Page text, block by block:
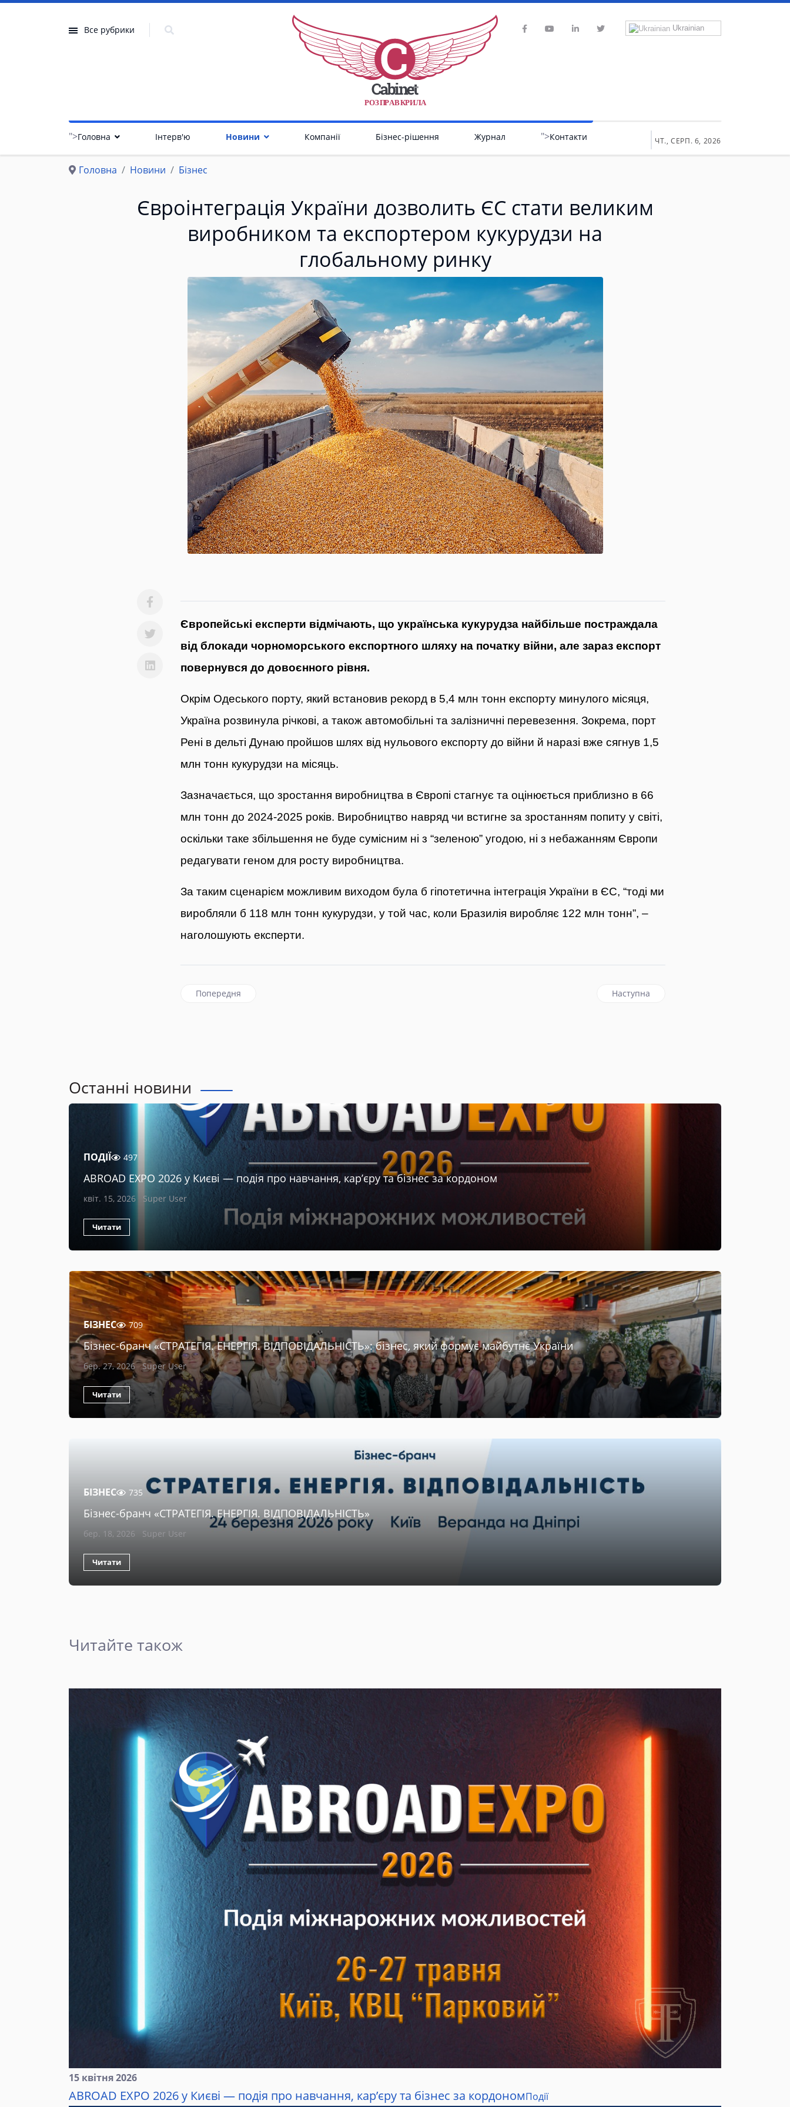
Все рубрики
РОЗПРАВКРИЛА
Ukrainian
">Головна Інтерв'ю Новини Компанії Бізнес-рішення Журнал ">Контакти ЧТ., СЕРП. 6, 2026
Головна Новини Бізнес
Євроінтеграція України дозволить ЄС стати великим
виробником та експортером кукурудзи на
глобальному ринку
Європейські експерти відмічають, що українська кукурудза найбільше постраждала
від блокади чорноморського експортного шляху на початку війни, але зараз експорт
повернувся до довоєнного рівня.
Окрім Одеського порту, який встановив рекорд в 5,4 млн тонн експорту минулого місяця,
Україна розвинула річкові, а також автомобільні та залізничні перевезення. Зокрема, порт
Рені в дельті Дунаю пройшов шлях від нульового експорту до війни й наразі вже сягнув 1,5
млн тонн кукурудзи на місяць.
Зазначається, що зростання виробництва в Європі стагнує та оцінюється приблизно в 66
млн тонн до 2024-2025 років. Виробництво навряд чи встигне за зростанням попиту у світі,
оскільки таке збільшення не буде сумісним ні з “зеленою” угодою, ні з небажанням Європи
редагувати геном для росту виробництва.
За таким сценарієм можливим виходом була б гіпотетична інтеграція України в ЄС, “тоді ми
виробляли б 118 млн тонн кукурудзи, у той час, коли Бразилія виробляє 122 млн тонн”, –
наголошують експерти.
Попередня стаття: Румунія розширить можливості порту Констанца для приймання більших обсягів зерна з України, що транспортується
Попередня наступна стаття: Одному з найбільших
Наступна
Останні новини
ПОДІЇ 497
ABROAD EXPO 2026 у Києві — подія про навчання, кар’єру та бізнес за кордоном
квіт. 15, 2026 Super User
Читати
БІЗНЕС 709
Бізнес-бранч «СТРАТЕГІЯ. ЕНЕРГІЯ. ВІДПОВІДАЛЬНІСТЬ»: бізнес, який формує майбутнє України
бер. 27, 2026 Super User
Читати
БІЗНЕС 735
Бізнес-бранч «СТРАТЕГІЯ. ЕНЕРГІЯ. ВІДПОВІДАЛЬНІСТЬ»
бер. 18, 2026 Super User
Читати
Читайте також
15 квітня 2026
ABROAD EXPO 2026 у Києві — подія про навчання, кар’єру та бізнес за кордономПодії